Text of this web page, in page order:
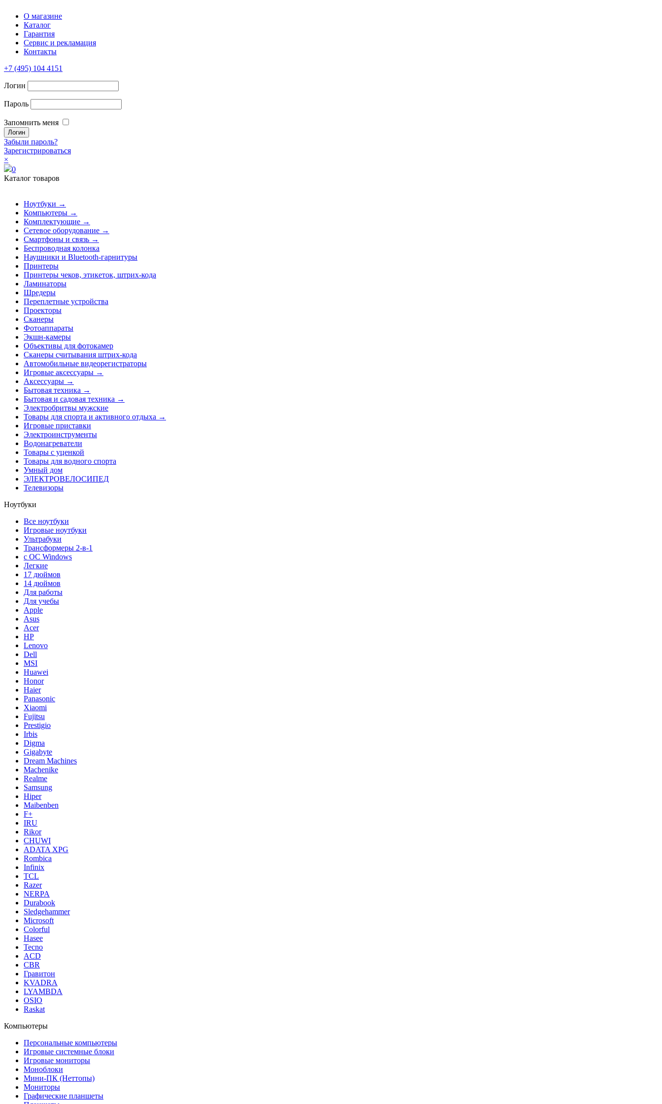
О магазине
Каталог
Гарантия
Сервис и рекламация
Контакты
+7 (495) 104 4151
Логин
Пароль
Запомнить меня
Забыли пароль?
Зарегистрироваться
×
0
Каталог товаров
Ноутбуки →
Компьютеры →
Комплектующие →
Сетевое оборудование →
Смартфоны и связь →
Беспроводная колонка
Наушники и Bluetooth-гарнитуры
Принтеры
Принтеры чеков, этикеток, штрих-кода
Ламинаторы
Шредеры
Переплетные устройства
Проекторы
Сканеры
Фотоаппараты
Экшн-камеры
Объективы для фотокамер
Сканеры считывания штрих-кода
Автомобильные видеорегистраторы
Игровые аксессуары →
Аксессуары →
Бытовая техника →
Бытовая и садовая техника →
Электробритвы мужские
Товары для спорта и активного отдыха →
Игровые приставки
Электроинструменты
Водонагреватели
Товары с уценкой
Товары для водного спорта
Умный дом
ЭЛЕКТРОВЕЛОСИПЕД
Телевизоры
Ноутбуки
Все ноутбуки
Игровые ноутбуки
Ультрабуки
Трансформеры 2-в-1
с ОС Windows
Легкие
17 дюймов
14 дюймов
Для работы
Для учебы
Apple
Asus
Acer
HP
Lenovo
Dell
MSI
Huawei
Honor
Haier
Panasonic
Xiaomi
Fujitsu
Prestigio
Irbis
Digma
Gigabyte
Dream Machines
Machenike
Realme
Samsung
Hiper
Maibenben
F+
IRU
Rikor
CHUWI
ADATA XPG
Rombica
Infinix
TCL
Razer
NERPA
Durabook
Sledgehammer
Microsoft
Colorful
Hasee
Tecno
ACD
CBR
Гравитон
KVADRA
LYAMBDA
OSIO
Raskat
Компьютеры
Персональные компьютеры
Игровые системные блоки
Игровые мониторы
Моноблоки
Мини-ПК (Неттопы)
Мониторы
Графические планшеты